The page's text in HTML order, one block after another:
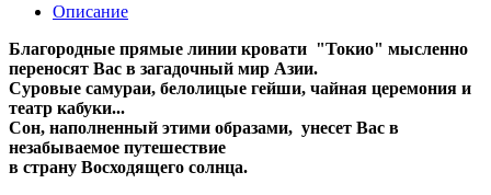
Описание
Благородные прямые линии кровати "Токио" мысленно
переносят Вас в загадочный мир Азии.
Суровые самураи, белолицые гейши, чайная церемония и
театр кабуки...
Сон, наполненный этими образами, унесет Вас в
незабываемое путешествие
в страну Восходящего солнца.